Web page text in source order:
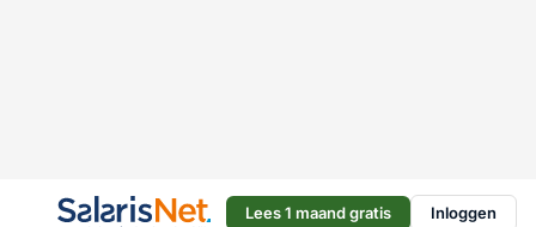
Lees 1 maand gratis Inloggen